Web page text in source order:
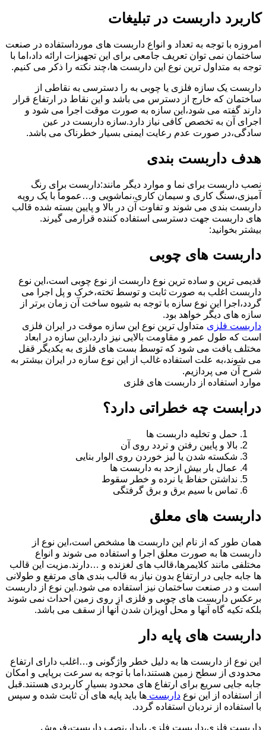
کاربرد داربست در تبلیغات
امروزه با توجه به تعداد و انواع داربست های مورداستفاده در صنعت
ساختمان نمی توان تعریف جامعی برای این تجهیزات ارائه داد،اما با
توجه به متداول ترین نوع این داربست ها،چند نکته را ذکر می کنیم.
داربست یک سازه فلزی یا چوبی به را دسترسی به نقاطی از
ساختمان که خارج از دسترس می باشد و این نقاط در ارتفاع قرار
دارند گفته می شود،این سازه به صورت موقت اجرا می شود و
اجرای آن به تخصص کافی نیاز دارد.سازه داربست در عین
سادگی،در صورت عدم رعایت ایمنی بسیار خطرناک می باشد.
هدف داربست بندی
نصب داربست برای نما و موارد دیگر مانند:داربست برای رنگ
آمیزی،سنگ کاری و سیمان کاری،نماشویی و…عموماً با یک رویه
داربست بندی می شوند و تفاوت آن در بالا و پایین بسته شده قالب
های داربست جهت دسترسی استفاده کننده قرارمی گیرند.
بیشتر بخوانید:
داربست های چوبی
قدیمی ترین و ساده ترین نوع داربست از نوع چوبی است،این نوع
داربست اغلب به صورت ثابت و توسط تخته،خرک و پل اجرا می
گردد،اجرا این نوع سازه با توجه به شیوه ساخت آن زمان برتر از
سازه های دیگر خواهد بود.
داربست فلزی متداول ترین نوع این سازه موقت در ایران فلزی
است که طول عمر و مقاومت بالایی نیز دارد،این سازه در ابعاد
مختلف یافت می شود که توسط بست های فلزی به یکدیگر قفل
می شوند،به علت استفاده غالب از این نوع سازه در ایران بیشتر به
شرح آن می پردازیم.
موارد استفاده از داربست های فلزی
درابست چه خطراتی دارد؟
حمل و تخلیه داربست ها
بالا و پایین رفتن و تردد روی آن
شکسته شدن یا لیز خوردن روی الوار بنایی
عمال بار بیش ازحد به داربست ها
نداشتن حفاظ یا نرده و خطر سقوط
تماس با سیم برق و برق گرفتگی
داربست های معلق
همان طور که از نام این داربست ها مشخص است،این نوع از
داربست ها به صورت معلق اجرا و استفاده می شوند و انواع
مختلفی مانند کلایمرها،قالب های لغزنده و …دارند.مزیت این قالب
ها جابه جایی در ارتفاع بدون نیاز به قالب بندی های مرتفع و طولانی
است و در صنعت ساختمان نیز استفاده می شود.این نوع از داربست
برعکس داربست های چوبی و فلزی از روی زمین احداث نمی شوند
بلکه تکیه گاه آنها و محل آویزان شدن آنها از سقف می باشد.
داربست های پایه دار
این نوع از داربست ها به دلیل خطر واژگونی و…اغلب دارای ارتفاع
محدودی از سطح زمین هستند،اما با توجه به سرعت برپایی و امکان
جابه جایی سریع برای ارتفاع های محدود بسیار کاربردی هستند.قبل
از استفاده از این نوع داربست ها باید پایه های آن ثابت شده و سپس
با استفاده از نردبان استفاده گردد.
داربست فلزی،داربست فلزی پایدار،نصب داربست،فروش